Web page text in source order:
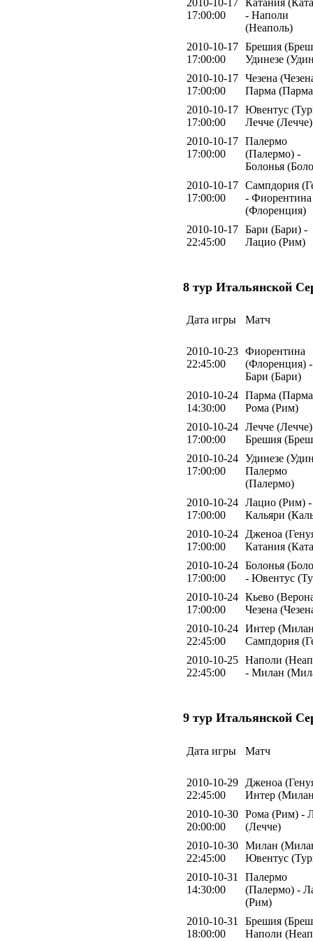
2010-10-17
17:00:00
Катания
- Наполи
(Неаполь)
2010-10-17
17:00:00
Брешия
Удинезе
2010-10-17
17:00:00
Чезена
Парма
2010-10-17
17:00:00
Ювентус
Лечче (Лечче)
2010-10-17
17:00:00
Палермо
(Палермо) -
Болонья
2010-10-17
17:00:00
Сампдория
- Фиорентина
(Флоренция)
2010-10-17
22:45:00
Бари (Бари) -
Лацио (Рим)
8 тур Итальянской
Дата игры Матч
2010-10-23
22:45:00
Фиорентина
(Флоренция) -
Бари (Бари)
2010-10-24
14:30:00
Парма
Рома (Рим)
2010-10-24
17:00:00
Лечче
Брешия
2010-10-24
17:00:00
Удинезе
Палермо
(Палермо)
2010-10-24
17:00:00
Лацио (Рим) -
Кальяри
2010-10-24
17:00:00
Дженоа
Катания
2010-10-24
17:00:00
Болонья
- Ювентус
2010-10-24
17:00:00
Кьево
Чезена
2010-10-24
22:45:00
Интер
Сампдория
2010-10-25
22:45:00
Наполи
- Милан
9 тур Итальянской
Дата игры Матч
2010-10-29
22:45:00
Дженоа
Интер
2010-10-30
20:00:00
Рома (Рим) -
(Лечче)
2010-10-30
22:45:00
Милан
Ювентус
2010-10-31
14:30:00
Палермо
(Палермо) -
(Рим)
2010-10-31
18:00:00
Брешия
Наполи